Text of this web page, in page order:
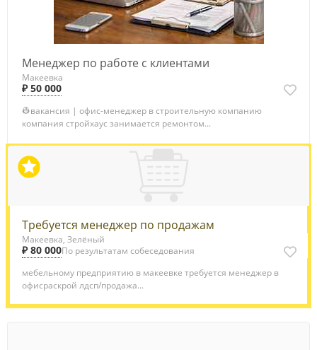
Менеджер по работе с клиентами
Макеевка
₽ 50 000
👷вакансия | офис-менеджер в строительную компанию
компания стройхаус занимается ремонтом...
Требуется менеджер по продажам
Макеевка, Зелёный
₽ 80 000По результатам собеседования
мебельному предприятию в макеевке требуется менеджер в
офисраскрой лдсп/продажа...